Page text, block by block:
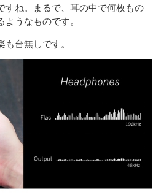
すね。まるで、耳の中で何枚もの
うなものです。
台無しです。